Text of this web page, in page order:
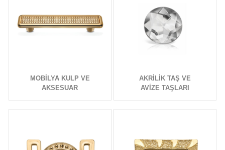
MOBİLYA KULP VE
AKSESUAR
AKRİLİK TAŞ VE
AVİZE TAŞLARI